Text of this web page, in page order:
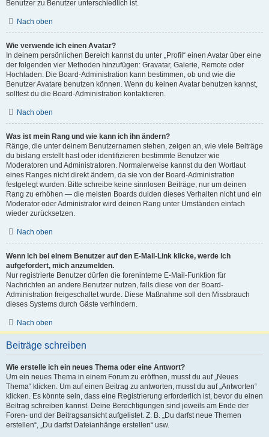
Benutzer zu Benutzer unterschiedlich ist.
Nach oben
Wie verwende ich einen Avatar?
In deinem persönlichen Bereich kannst du unter „Profil“ einen Avatar über eine
der folgenden vier Methoden hinzufügen: Gravatar, Galerie, Remote oder
Hochladen. Die Board-Administration kann bestimmen, ob und wie die
Benutzer Avatare benutzen können. Wenn du keinen Avatar benutzen kannst,
solltest du die Board-Administration kontaktieren.
Nach oben
Was ist mein Rang und wie kann ich ihn ändern?
Ränge, die unter deinem Benutzernamen stehen, zeigen an, wie viele Beiträge
du bislang erstellt hast oder identifizieren bestimmte Benutzer wie
Moderatoren und Administratoren. Normalerweise kannst du den Wortlaut
eines Ranges nicht direkt ändern, da sie von der Board-Administration
festgelegt wurden. Bitte schreibe keine sinnlosen Beiträge, nur um deinen
Rang zu erhöhen — die meisten Boards dulden dieses Verhalten nicht und ein
Moderator oder Administrator wird deinen Rang unter Umständen einfach
wieder zurücksetzen.
Nach oben
Wenn ich bei einem Benutzer auf den E-Mail-Link klicke, werde ich
aufgefordert, mich anzumelden.
Nur registrierte Benutzer dürfen die foreninterne E-Mail-Funktion für
Nachrichten an andere Benutzer nutzen, falls diese von der Board-
Administration freigeschaltet wurde. Diese Maßnahme soll den Missbrauch
dieses Systems durch Gäste verhindern.
Nach oben
Beiträge schreiben
Wie erstelle ich ein neues Thema oder eine Antwort?
Um ein neues Thema in einem Forum zu eröffnen, musst du auf „Neues
Thema“ klicken. Um auf einen Beitrag zu antworten, musst du auf „Antworten“
klicken. Es könnte sein, dass eine Registrierung erforderlich ist, bevor du einen
Beitrag schreiben kannst. Deine Berechtigungen sind jeweils am Ende der
Foren- und der Beitragsansicht aufgelistet. Z. B. „Du darfst neue Themen
erstellen“, „Du darfst Dateianhänge erstellen“ usw.